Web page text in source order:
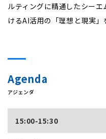
ルティングに精通したシー
けるAI活用の「理想と現実」
Agenda
アジェンダ
15:00-15:30